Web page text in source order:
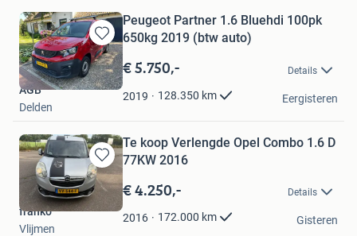
Bewaren
in
Mijn
Favorieten
Peugeot Partner 1.6 Bluehdi 100pk
650kg 2019 (btw auto)
€ 5.750,- Details
2019 128.350 km
AGB
Delden
Eergisteren
Bewaren
in
Mijn
Favorieten
Te koop Verlengde Opel Combo 1.6 D
77KW 2016
€ 4.250,- Details
2016 172.000 km
franko
Vlijmen
Gisteren